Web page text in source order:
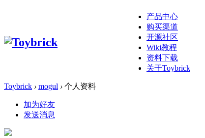
产品中心
购买渠道
开源社区
Wiki教程
资料下载
关于Toybrick
Toybrick › mogul › 个人资料
加为好友
发送消息